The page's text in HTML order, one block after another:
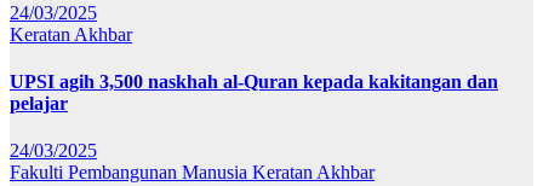
24/03/2025
Keratan Akhbar
UPSI agih 3,500 naskhah al-Quran kepada kakitangan dan
pelajar
24/03/2025
Fakulti Pembangunan Manusia Keratan Akhbar